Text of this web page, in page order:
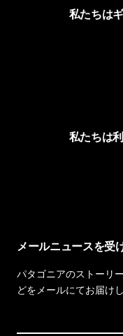
私たちは
私たちは
メールニュースを受
パタゴニアのストーリ
どをメールにてお届けし